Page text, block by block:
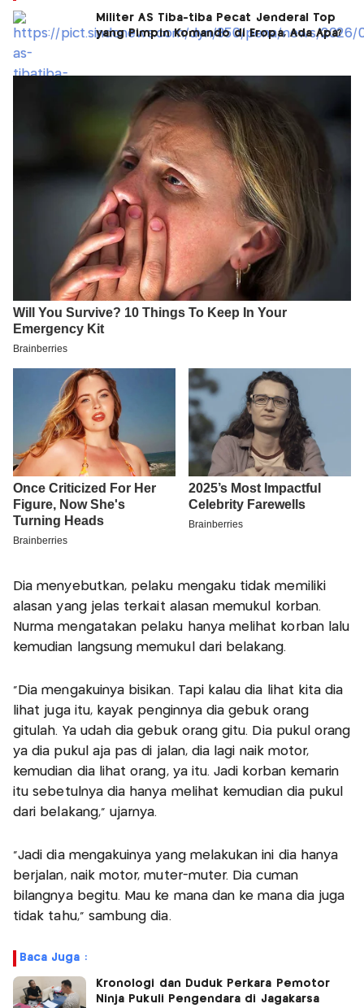
Militer AS Tiba-tiba Pecat Jenderal Top
yang Pimpin Komando di Eropa, Ada Apa?
Dia menyebutkan, pelaku mengaku tidak memiliki
alasan yang jelas terkait alasan memukul korban.
Nurma mengatakan pelaku hanya melihat korban lalu
kemudian langsung memukul dari belakang.
“Dia mengakuinya bisikan. Tapi kalau dia lihat kita dia
lihat juga itu, kayak penginnya dia gebuk orang
gitulah. Ya udah dia gebuk orang gitu. Dia pukul orang
ya dia pukul aja pas di jalan, dia lagi naik motor,
kemudian dia lihat orang, ya itu. Jadi korban kemarin
itu sebetulnya dia hanya melihat kemudian dia pukul
dari belakang," ujarnya.
"Jadi dia mengakuinya yang melakukan ini dia hanya
berjalan, naik motor, muter-muter. Dia cuman
bilangnya begitu. Mau ke mana dan ke mana dia juga
tidak tahu," sambung dia.
Baca Juga :
Kronologi dan Duduk Perkara Pemotor
Ninja Pukuli Pengendara di Jagakarsa